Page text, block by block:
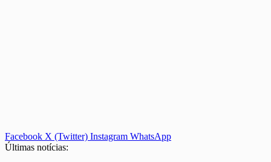
Facebook X (Twitter) Instagram WhatsApp
Últimas notícias: